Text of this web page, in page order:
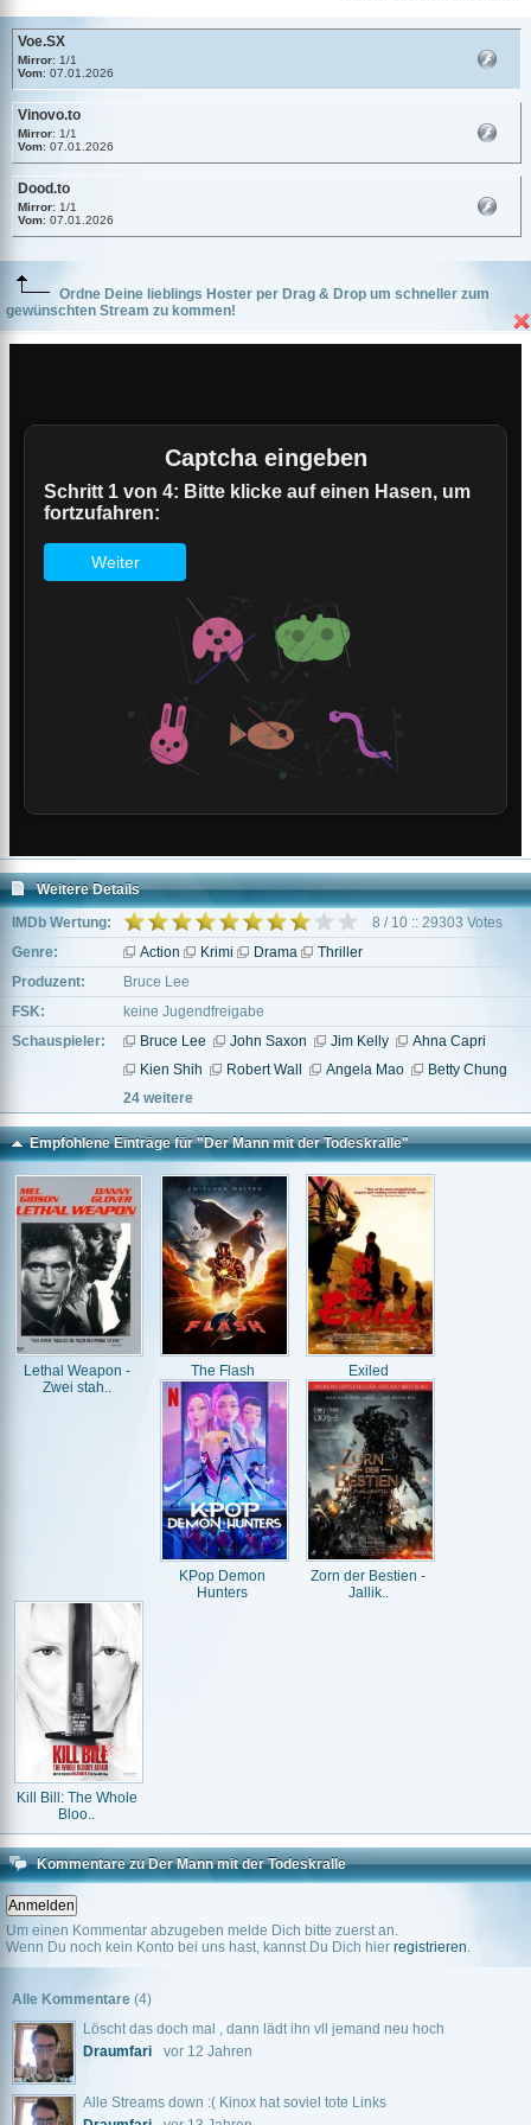
Voe.SX
Mirror: 1/1
Vom: 07.01.2026
Vinovo.to
Mirror: 1/1
Vom: 07.01.2026
Dood.to
Mirror: 1/1
Vom: 07.01.2026
Ordne Deine lieblings Hoster per Drag & Drop um schneller zum
gewünschten Stream zu kommen!
Weitere Details
IMDb Wertung:
8 / 10 :: 29303 Votes
Genre:
Action Krimi Drama
Thriller
Produzent:
Bruce Lee
FSK:
keine Jugendfreigabe
Schauspieler:
Bruce Lee John Saxon Jim Kelly
Ahna Capri
Kien Shih
Robert Wall Angela Mao
Betty Chung
24 weitere
Empfohlene Einträge für "Der Mann mit der Todeskralle"
Lethal Weapon -
Zwei stah..
The Flash Exiled
KPop Demon
Hunters
Zorn der Bestien -
Jallik..
Kill Bill: The Whole
Bloo..
Kommentare zu Der Mann mit der Todeskralle
Um einen Kommentar abzugeben melde Dich bitte zuerst an.
Wenn Du noch kein Konto bei uns hast, kannst Du Dich hier registrieren.
Alle Kommentare (4)
Löscht das doch mal , dann lädt ihn vll jemand neu hoch
Draumfari
vor 12 Jahren
Alle Streams down :( Kinox hat soviel tote Links